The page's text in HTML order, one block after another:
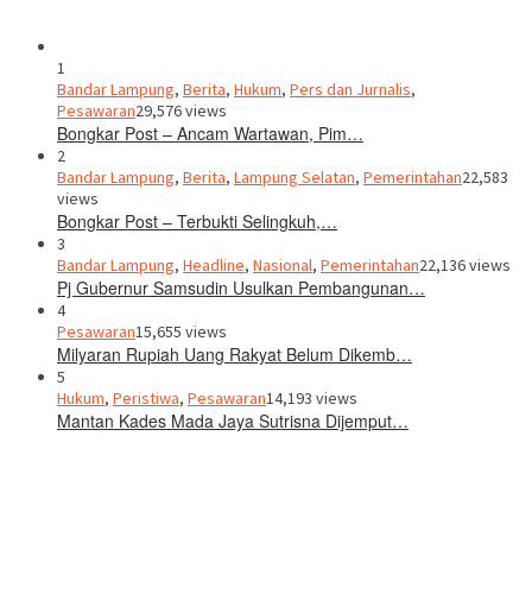
1
Bandar Lampung, Berita, Hukum, Pers dan Jurnalis,
Pesawaran29,576 views
Bongkar Post – Ancam Wartawan, Pim…
2
Bandar Lampung, Berita, Lampung Selatan, Pemerintahan22,583
views
Bongkar Post – Terbukti Selingkuh,…
3
Bandar Lampung, Headline, Nasional, Pemerintahan22,136 views
Pj Gubernur Samsudin Usulkan Pembangunan…
4
Pesawaran15,655 views
Milyaran Rupiah Uang Rakyat Belum Dikemb…
5
Hukum, Peristiwa, Pesawaran14,193 views
Mantan Kades Mada Jaya Sutrisna Dijemput…